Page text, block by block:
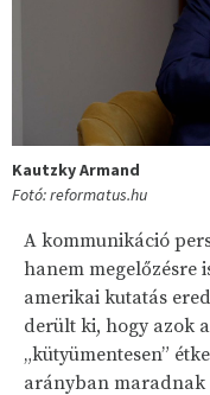
Kautzky Armand
Fotó: reformatus.hu
A kommunikáció
hanem megelőzésre
amerikai kutatás
derült ki, hogy azok
„kütyümentesen”
arányban maradnak